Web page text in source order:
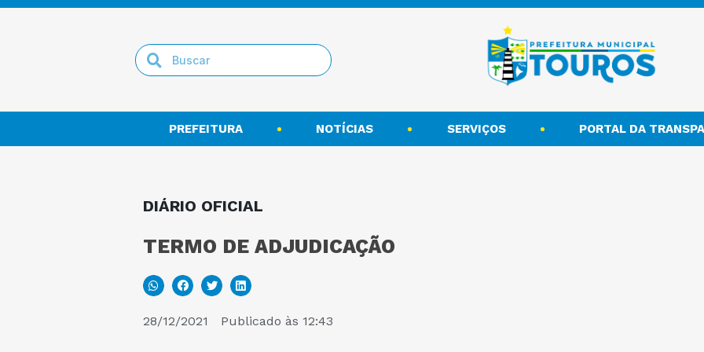
PREFEITURA NOTÍCIAS SERVIÇOS PORTAL DA
DIÁRIO OFICIAL
TERMO DE ADJUDICAÇÃO
28/12/2021 Publicado às 12:43